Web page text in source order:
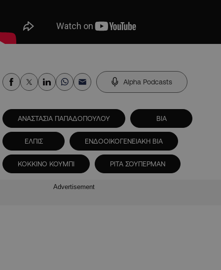
Alpha Podcasts
ΑΝΑΣΤΑΣΙΑ ΠΑΠΑΔΟΠΟΥΛΟΥ ΒΙΑ
ΕΛΠΙΣ ΕΝΔΟΟΙΚΟΓΕΝΕΙΑΚΗ ΒΙΑ
ΚΟΚΚΙΝΟ ΚΟΥΜΠΙ ΡΙΤΑ ΣΟΥΠΕΡΜΑΝ
Advertisement